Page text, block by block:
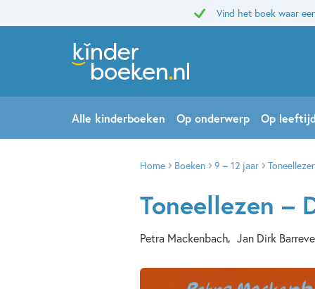
Vind het boek waar
Alle kinderboeken Op onderwerp Op
Home Boeken 9 – 12 jaar
Toneellezen –
Petra Mackenbach Jan Dirk